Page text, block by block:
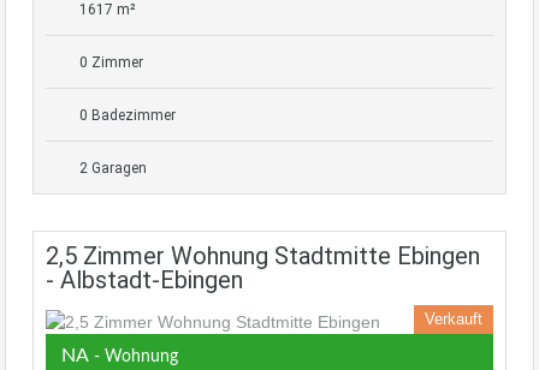
1617 m²
0 Zimmer
0 Badezimmer
2 Garagen
2,5 Zimmer Wohnung Stadtmitte Ebingen
- Albstadt-Ebingen
Verkauft
NA - Wohnung